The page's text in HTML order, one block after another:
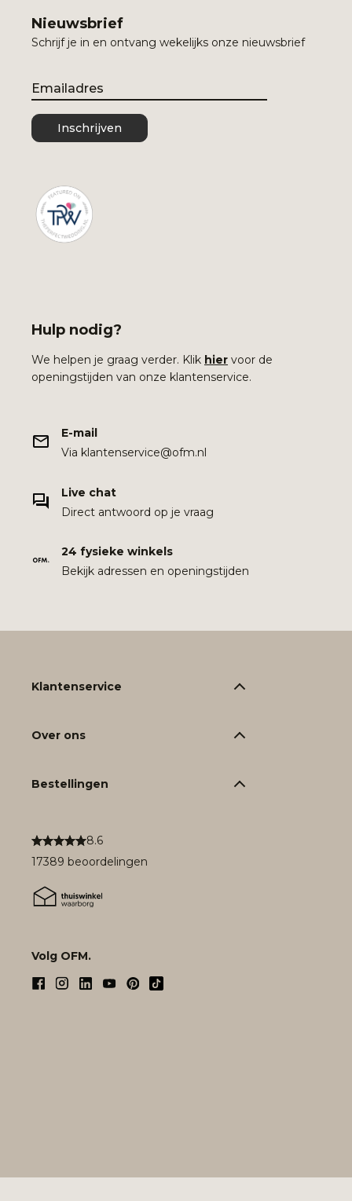
Nieuwsbrief
Schrijf je in en ontvang wekelijks onze nieuwsbrief
Email
Inschrijven
Hulp nodig?
We helpen je graag verder. Klik hier voor de
openingstijden van onze klantenservice.
E-mail
Via klantenservice@ofm.nl
Live chat
Direct antwoord op je vraag
24 fysieke winkels
Bekijk adressen en openingstijden
8.6
17389 beoordelingen
Volg OFM.
Klantenservice
Over ons
Bestellingen